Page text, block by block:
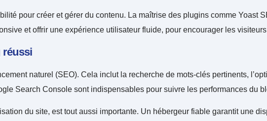
pour créer et gérer du contenu. La maîtrise des plugins comme Yoast
et offrir une expérience utilisateur fluide, pour encourager les
réussi
naturel (SEO). Cela inclut la recherche de mots-clés pertinents,
Search Console sont indispensables pour suivre les performances du
du site, est tout aussi importante. Un hébergeur fiable garantit une